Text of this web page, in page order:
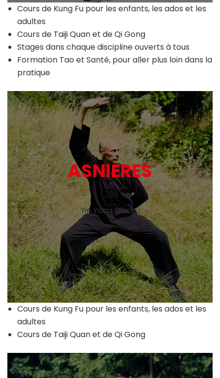
Cours de Kung Fu pour les enfants, les ados et les
adultes
Cours de Taiji Quan et de Qi Gong
Stages dans chaque discipline ouverts à tous
Formation Tao et Santé, pour aller plus loin dans la
pratique
ASNIERES
Yin Yang Wushu
Cours de Kung Fu pour les enfants, les ados et les
adultes
Cours de Taiji Quan et de Qi Gong